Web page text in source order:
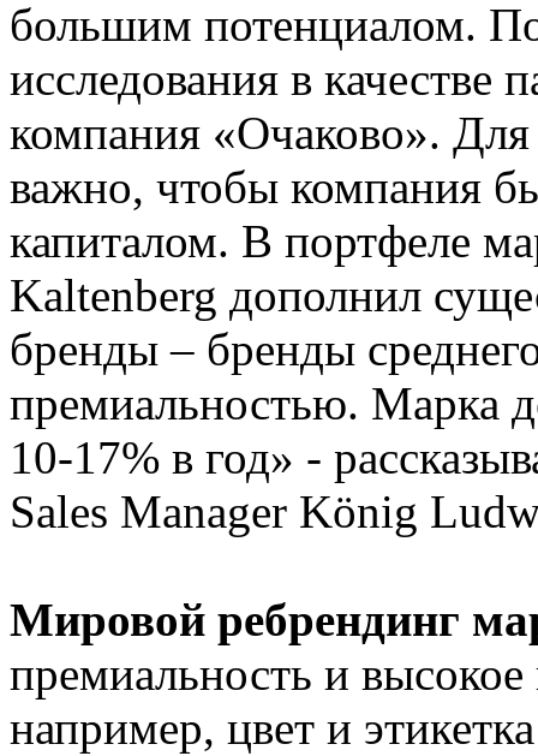
большим потенциалом.
исследования в качестве
компания «Очаково».
важно, чтобы компания
капиталом. В портфеле
Kaltenberg дополнил
бренды – бренды
премиальностью. Марка
10-17% в год» -
Sales Manager König
Мировой ребрендинг
премиальность и
например, цвет и